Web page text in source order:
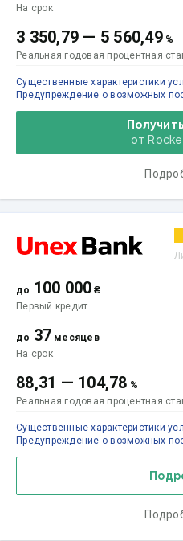
На срок
3 350,79 — 5 560,49 %
Реальная годовая процентная
от
Существенные характеристики
Предупреждение о возможных
до 100 000 ₴
Первый кредит
до 37 месяцев
На срок
88,31 — 104,78 %
Реальная годовая процентная
Существенные характеристики
Предупреждение о возможных